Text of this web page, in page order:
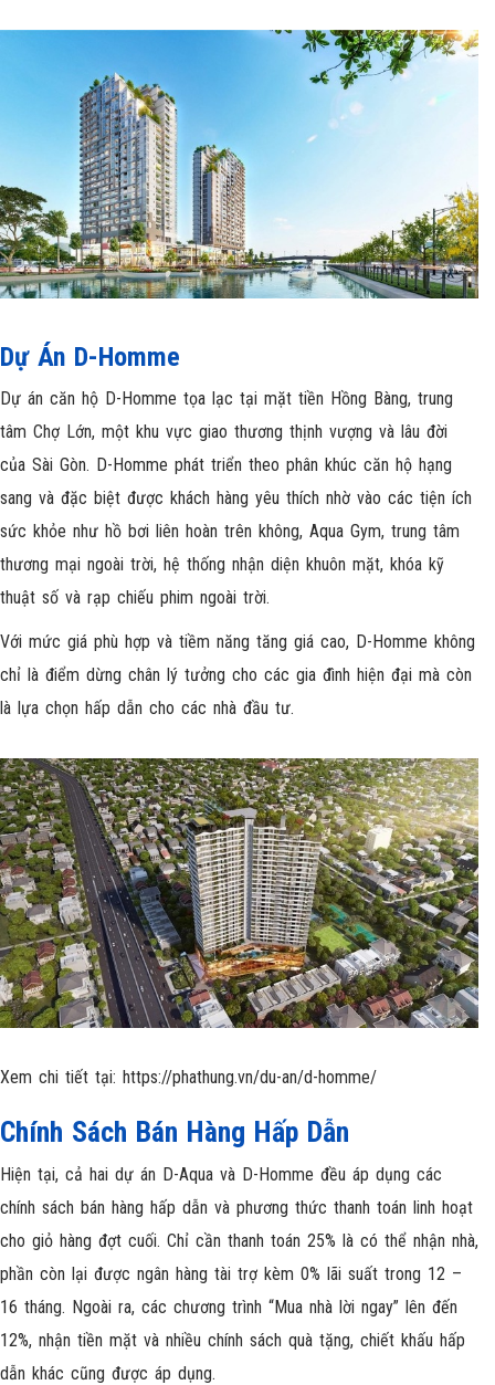
Dự Án D-Homme
Dự án căn hộ D-Homme tọa lạc tại mặt tiền Hồng Bàng, trung
tâm Chợ Lớn, một khu vực giao thương thịnh vượng và lâu đời
của Sài Gòn. D-Homme phát triển theo phân khúc căn hộ hạng
sang và đặc biệt được khách hàng yêu thích nhờ vào các tiện ích
sức khỏe như hồ bơi liên hoàn trên không, Aqua Gym, trung tâm
thương mại ngoài trời, hệ thống nhận diện khuôn mặt, khóa kỹ
thuật số và rạp chiếu phim ngoài trời.
Với mức giá phù hợp và tiềm năng tăng giá cao, D-Homme không
chỉ là điểm dừng chân lý tưởng cho các gia đình hiện đại mà còn
là lựa chọn hấp dẫn cho các nhà đầu tư.
Xem chi tiết tại: https://phathung.vn/du-an/d-homme/
Chính Sách Bán Hàng Hấp Dẫn
Hiện tại, cả hai dự án D-Aqua và D-Homme đều áp dụng các
chính sách bán hàng hấp dẫn và phương thức thanh toán linh hoạt
cho giỏ hàng đợt cuối. Chỉ cần thanh toán 25% là có thể nhận nhà,
phần còn lại được ngân hàng tài trợ kèm 0% lãi suất trong 12 –
16 tháng. Ngoài ra, các chương trình “Mua nhà lời ngay” lên đến
12%, nhận tiền mặt và nhiều chính sách quà tặng, chiết khấu hấp
dẫn khác cũng được áp dụng.